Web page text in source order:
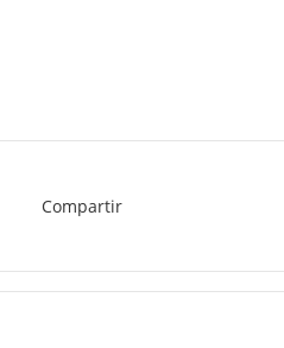
Compartir